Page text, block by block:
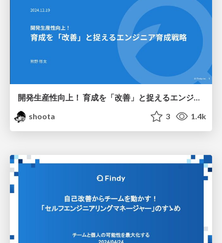
開発生産性向上！ 育成を「改善」と捉えるエンジニア育成戦略
shoota
3 1.4k